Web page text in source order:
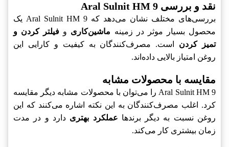
نقد و بررسی Aral Sulnit HM 9
بررسی‌های مختلف نشان می‌دهد که Aral Sulnit HM 9 یک
محصول بسیار موثر در زمینه ماشین‌کاری و فیلتر کردن و
تمیز کردن است. مصرف‌کنندگان به کیفیت و کارایی این
روغن امتیاز بالایی داده‌اند.
مقایسه با محصولات مشابه
Aral Sulnit HM 9 را می‌توان با محصولات مشابه دیگر مقایسه
کرد. اغلب مصرف‌کنندگان به این نکته اشاره می‌کنند که این
روغن نسبت به دیگر برندها عملکرد بهتری دارد و در مدت
زمان بیشتری کار می‌کند.